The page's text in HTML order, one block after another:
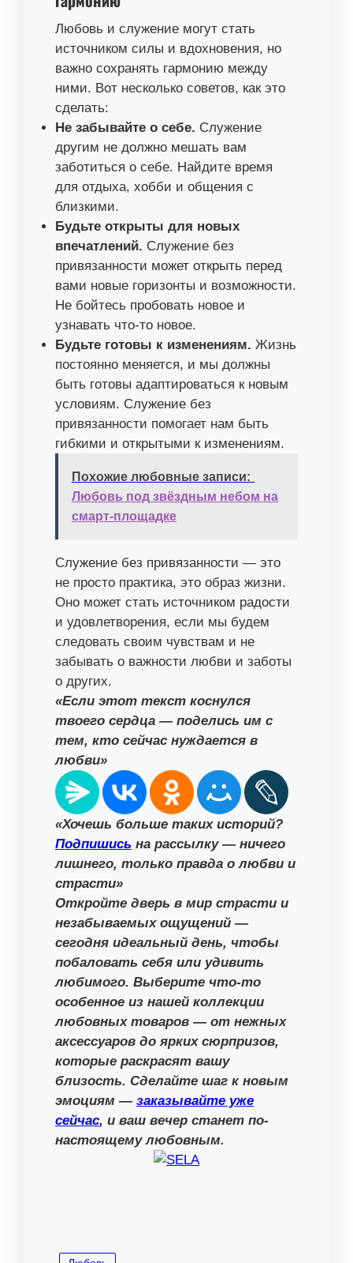
Любовь и служение могут стать
источником силы и вдохновения, но
важно сохранять гармонию между
ними. Вот несколько советов, как это
сделать:
Не забывайте о себе. Служение
другим не должно мешать вам
заботиться о себе. Найдите время
для отдыха, хобби и общения с
близкими.
Будьте открыты для новых
впечатлений. Служение без
привязанности может открыть перед
вами новые горизонты и возможности.
Не бойтесь пробовать новое и
узнавать что-то новое.
Будьте готовы к изменениям. Жизнь
постоянно меняется, и мы должны
быть готовы адаптироваться к новым
условиям. Служение без
привязанности помогает нам быть
гибкими и открытыми к изменениям.
Похожие любовные записи:
Любовь под звёздным небом на
смарт-площадке
Служение без привязанности — это
не просто практика, это образ жизни.
Оно может стать источником радости
и удовлетворения, если мы будем
следовать своим чувствам и не
забывать о важности любви и заботы
о других.
«Если этот текст коснулся
твоего сердца — поделись им с
тем, кто сейчас нуждается в
любви»
«Хочешь больше таких историй?
Подпишись на рассылку — ничего
лишнего, только правда о любви и
страсти»
Откройте дверь в мир страсти и
незабываемых ощущений —
сегодня идеальный день, чтобы
побаловать себя или удивить
любимого. Выберите что-то
особенное из нашей коллекции
любовных товаров — от нежных
аксессуаров до ярких сюрпризов,
которые раскрасят вашу
близость. Сделайте шаг к новым
эмоциям — заказывайте уже
сейчас, и ваш вечер станет по-
настоящему любовным.